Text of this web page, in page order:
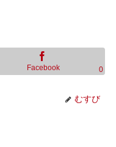
Facebook 0
むすび